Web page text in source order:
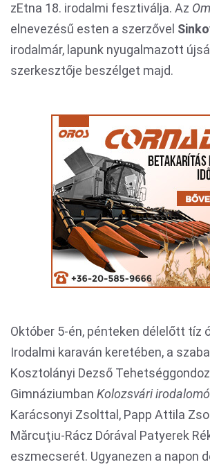
zEtna 18. irodalmi fesztiválja. Az
elnevezésű esten a szerzővel
irodalmár, lapunk nyugalmazott
szerkesztője beszélget majd.
Október 5-én, pénteken délelőtt tíz
Irodalmi karaván keretében, a
Kosztolányi Dezső
Gimnáziumban Kolozsvári
Karácsonyi Zsolttal, Papp Attila
Mărcuţiu-Rácz Dórával Patyerek
eszmecserét. Ugyanezen a napon